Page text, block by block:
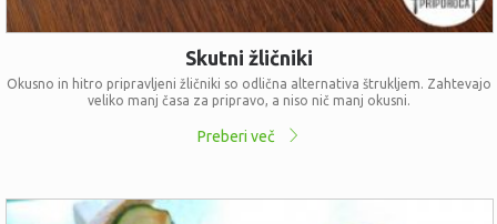
Skutni žličniki
Okusno in hitro pripravljeni žličniki so odlična alternativa štrukljem. Zahtevajo
veliko manj časa za pripravo, a niso nič manj okusni.
Preberi več